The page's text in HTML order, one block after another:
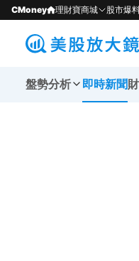
CMoney 理財寶商城 股市爆
盤勢分析 即時新聞